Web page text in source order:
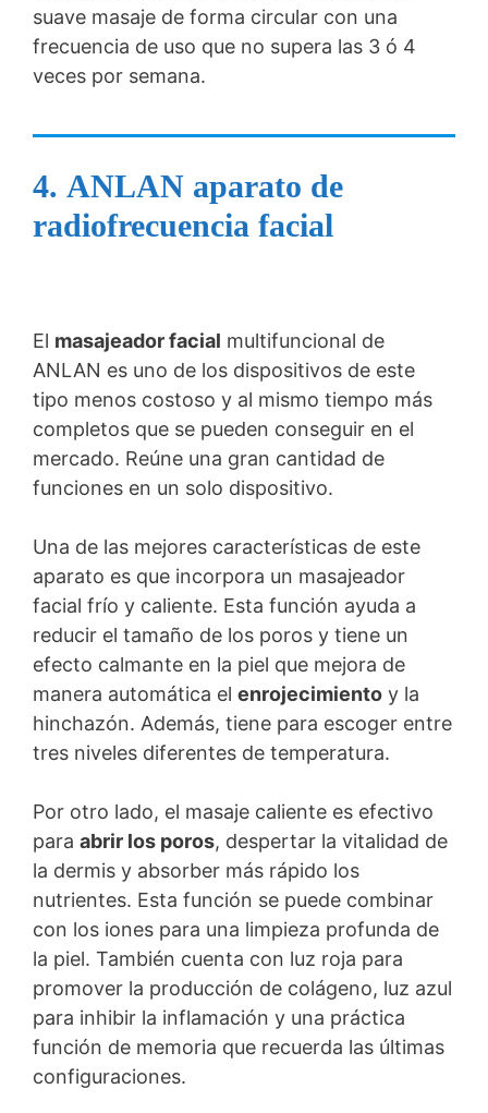
suave masaje de forma circular con una
frecuencia de uso que no supera las 3 ó 4
veces por semana.
4. ANLAN aparato de
radiofrecuencia facial
El masajeador facial multifuncional de
ANLAN es uno de los dispositivos de este
tipo menos costoso y al mismo tiempo más
completos que se pueden conseguir en el
mercado. Reúne una gran cantidad de
funciones en un solo dispositivo.
Una de las mejores características de este
aparato es que incorpora un masajeador
facial frío y caliente. Esta función ayuda a
reducir el tamaño de los poros y tiene un
efecto calmante en la piel que mejora de
manera automática el enrojecimiento y la
hinchazón. Además, tiene para escoger entre
tres niveles diferentes de temperatura.
Por otro lado, el masaje caliente es efectivo
para abrir los poros, despertar la vitalidad de
la dermis y absorber más rápido los
nutrientes. Esta función se puede combinar
con los iones para una limpieza profunda de
la piel. También cuenta con luz roja para
promover la producción de colágeno, luz azul
para inhibir la inflamación y una práctica
función de memoria que recuerda las últimas
configuraciones.